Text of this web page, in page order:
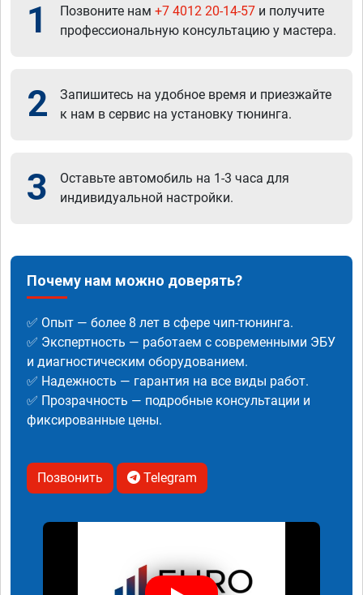
1 Позвоните нам +7 4012 20-14-57 и получите
профессиональную консультацию у мастера.
2
Запишитесь на удобное время и приезжайте
к нам в сервис на установку тюнинга.
3
Оставьте автомобиль на 1-3 часа для
индивидуальной настройки.
Почему нам можно доверять?
✅ Опыт — более 8 лет в сфере чип-тюнинга.
✅ Экспертность — работаем с современными ЭБУ
и диагностическим оборудованием.
✅ Надежность — гарантия на все виды работ.
✅ Прозрачность — подробные консультации и
фиксированные цены.
Позвонить Telegram